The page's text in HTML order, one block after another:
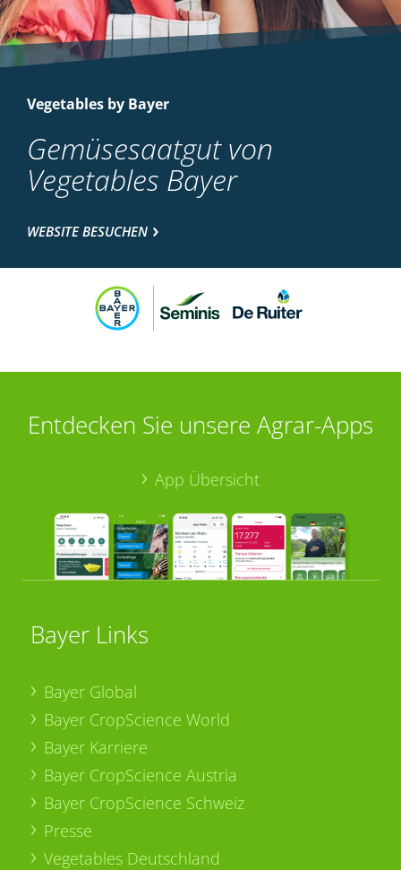
Vegetables by Bayer
Gemüsesaatgut von
Vegetables Bayer
WEBSITE BESUCHEN
Entdecken Sie unsere Agrar-Apps
App Übersicht
Bayer Links
Bayer Global
Bayer CropScience World
Bayer Karriere
Bayer CropScience Austria
Bayer CropScience Schweiz
Presse
Vegetables Deutschland